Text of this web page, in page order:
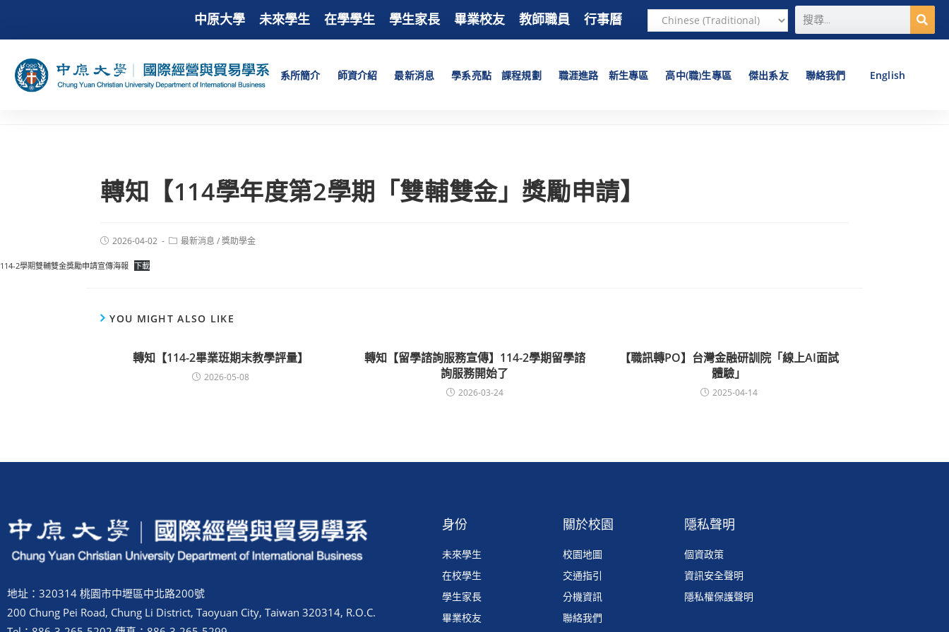
中原大學 未來學生 在學學生 學生家長 畢業校友 教師職員 行事曆
系所簡介 師資介紹 最新消息 學系亮點 課程規劃 職涯進路 新生專區 高中(職)生專區 傑出系友 聯絡我們 English
轉知【114學年度第2學期「雙輔雙金」獎勵申請】
2026-04-02 最新消息 /獎助學金
114-2學期雙輔雙金獎勵申請宣傳海報 下載
YOU MIGHT ALSO LIKE
轉知【114-2畢業班期末教學評量】
2026-05-08
轉知【留學諮詢服務宣傳】114-2學期留學諮
詢服務開始了
2026-03-24
【職訊轉PO】台灣金融研訓院「線上AI面試
體驗」
2025-04-14
地址：320314 桃園市中壢區中北路200號
200 Chung Pei Road, Chung Li District, Taoyuan City, Taiwan 320314, R.O.C.
身份
未來學生
在校學生
學生家長
畢業校友
關於校園
校園地圖
交通指引
分機資訊
聯絡我們
隱私聲明
個資政策
資訊安全聲明
隱私權保護聲明